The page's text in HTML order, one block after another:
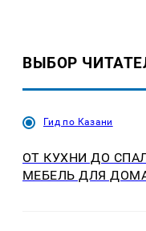
ВЫБОР
Гид по Казани
ОТ КУХНИ ДО
МЕБЕЛЬ ДЛЯ